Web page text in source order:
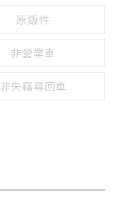
原鈑件
非營業車
非失竊尋回車